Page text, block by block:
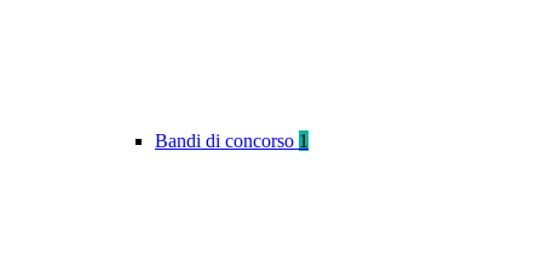
Bandi di concorso 1